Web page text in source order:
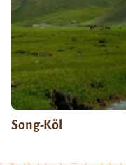
Song-Köl